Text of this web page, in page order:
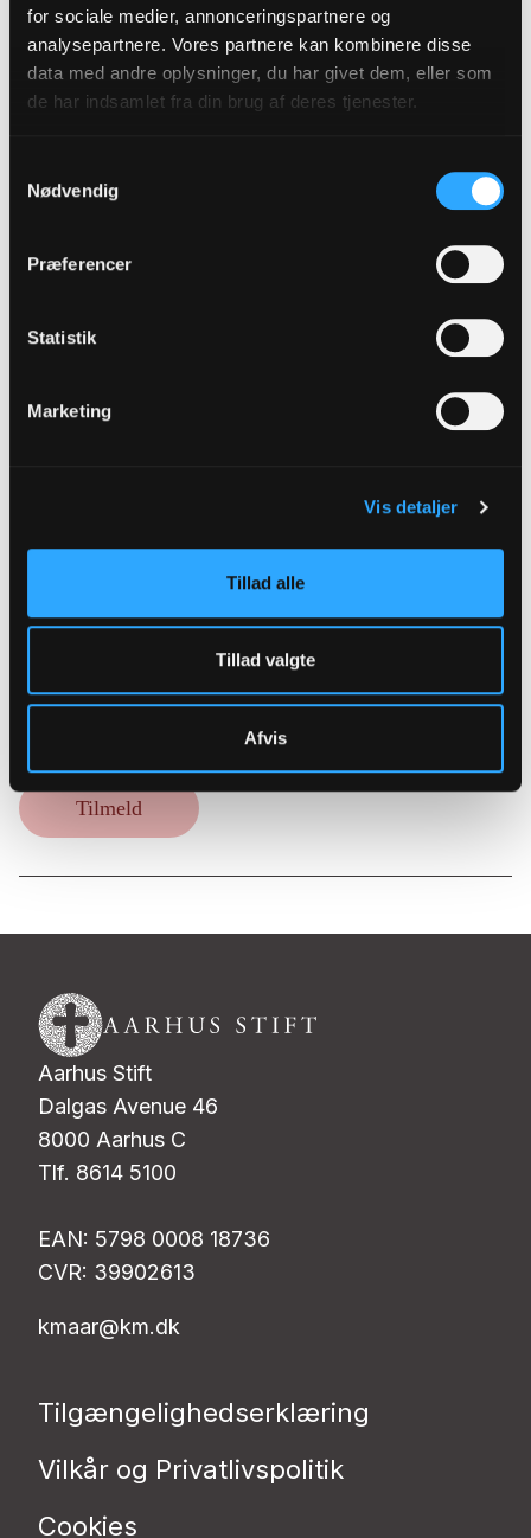
for sociale medier, annonceringspartnere og
analysepartnere. Vores partnere kan kombinere disse
data med andre oplysninger, du har givet dem, eller som
de har indsamlet fra din brug af deres tjenester.
Nødvendig
Præferencer
Statistik
Marketing
Vis detaljer
Tillad alle
Tillad valgte
Afvis
Stiftamtmand
Morten Starch Lauritsen træffes på:msl@ast.dk
tlf.: 4077 7410
Biskoppens
nyhedsbrev
Tilmeld
Aarhus Stift
Dalgas Avenue 46
8000 Aarhus C
Tlf. 8614 5100
EAN: 5798 0008 18736
CVR: 39902613
kmaar@km.dk
Tilgængelighedserklæring
Vilkår og Privatlivspolitik
Cookies